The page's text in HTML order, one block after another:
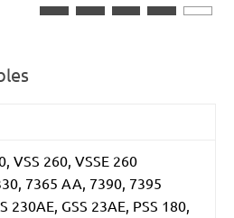
VSS 260, VSSE 260
7365 AA, 7390, 7395
230AE, GSS 23AE, PSS 180,